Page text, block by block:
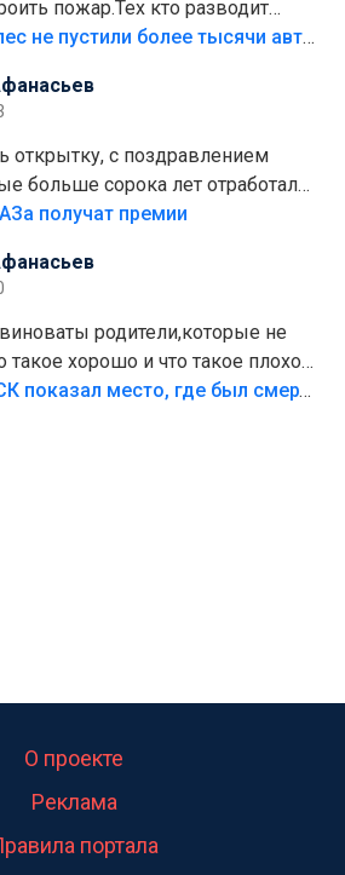
пожар.Тех кто разводит
штрафовать.Камер полно
В тольяттинский лес не пустили более тысячи автомобилей
открытку, с поздравлением
больше сорока лет отработали
получат премии
родители,которые не
такое хорошо и что такое плохо!
безумия,есть же
«Попал на пику»: СК показал место, где был смертельно травмирован ребенок в Тольятти
О проекте
Реклама
портала